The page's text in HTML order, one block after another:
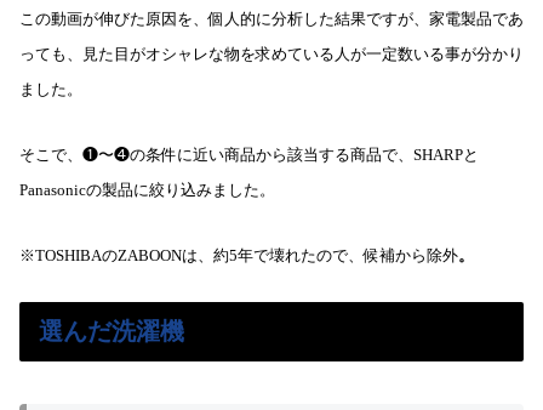
この動画が伸びた原因を、個人的に分析した結果ですが、家電製品であ
っても、見た目がオシャレな物を求めている人が一定数いる事が分かり
ました。
そこで、❶〜❹の条件に近い商品から該当する商品で、SHARPと
Panasonicの製品に絞り込みました。
※TOSHIBAのZABOONは、約5年で壊れたので、候補から除外。
選んだ洗濯機